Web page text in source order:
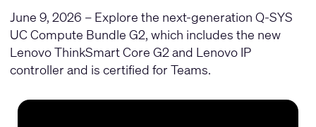
June 9, 2026 – Explore the next-generation Q-SYS
UC Compute Bundle G2, which includes the new
Lenovo ThinkSmart Core G2 and Lenovo IP
controller and is certified for Teams.